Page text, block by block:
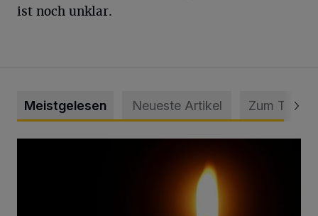
ist noch unklar.
Meistgelesen Neueste Artikel Zum Thema